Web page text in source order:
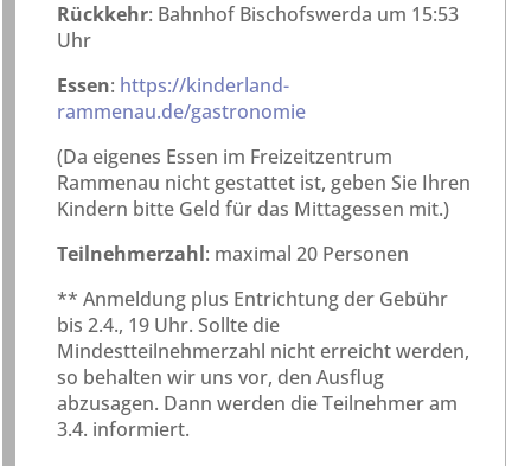
Rückkehr: Bahnhof Bischofswerda um 15:53
Uhr
Essen: https://kinderland-
rammenau.de/gastronomie
(Da eigenes Essen im Freizeitzentrum
Rammenau nicht gestattet ist, geben Sie Ihren
Kindern bitte Geld für das Mittagessen mit.)
Teilnehmerzahl: maximal 20 Personen
** Anmeldung plus Entrichtung der Gebühr
bis 2.4., 19 Uhr. Sollte die
Mindestteilnehmerzahl nicht erreicht werden,
so behalten wir uns vor, den Ausflug
abzusagen. Dann werden die Teilnehmer am
3.4. informiert.